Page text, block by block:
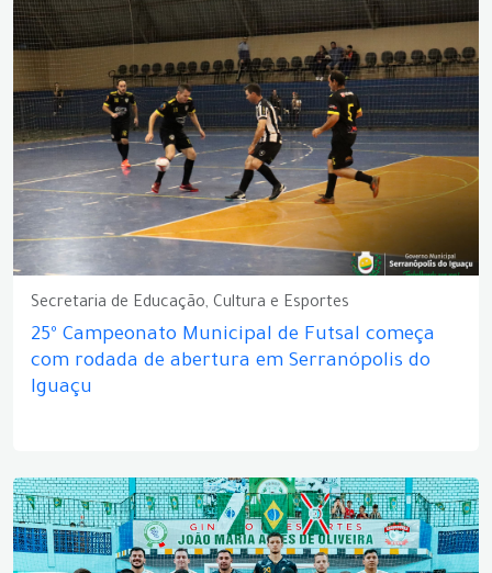
Secretaria de Educação, Cultura e Esportes
25º Campeonato Municipal de Futsal começa
com rodada de abertura em Serranópolis do
Iguaçu